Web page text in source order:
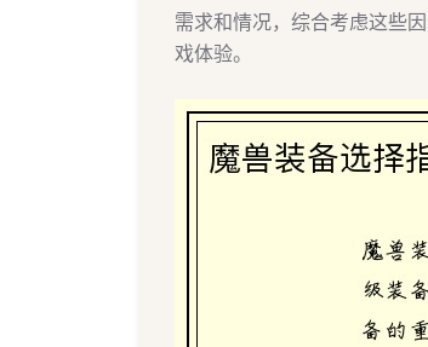
需求和情况，综合考虑这些
戏体验。